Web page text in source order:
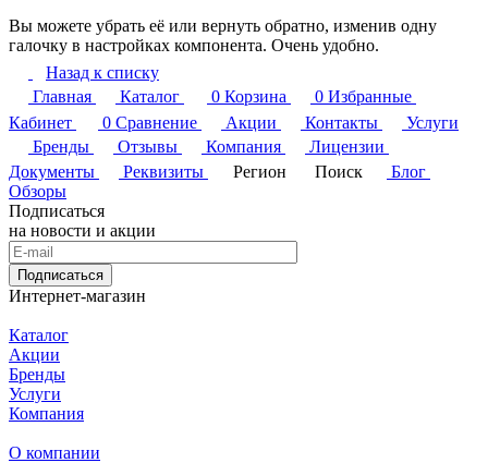
Вы можете убрать её или вернуть обратно, изменив одну
галочку в настройках компонента. Очень удобно.
Назад к списку
Главная
Каталог 0 Корзина 0 Избранные
Кабинет
0 Сравнение Акции Контакты
Услуги
Бренды
Отзывы Компания
Лицензии
Документы
Реквизиты Регион Поиск
Блог
Обзоры
Подписаться
на новости и акции
Подписаться
Интернет-магазин
Каталог
Акции
Бренды
Услуги
Компания
О компании